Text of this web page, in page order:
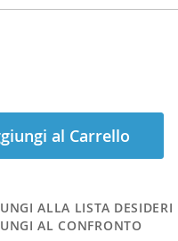
al Carrello
ALLA LISTA DESIDERI
AL CONFRONTO